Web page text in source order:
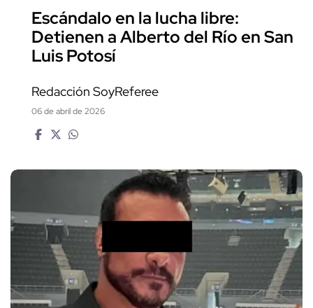
Escándalo en la lucha libre:
Detienen a Alberto del Río en San
Luis Potosí
Redacción SoyReferee
06 de abril de 2026